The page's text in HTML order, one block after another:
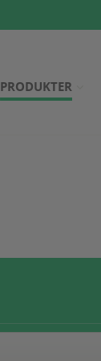
PRODUKTER